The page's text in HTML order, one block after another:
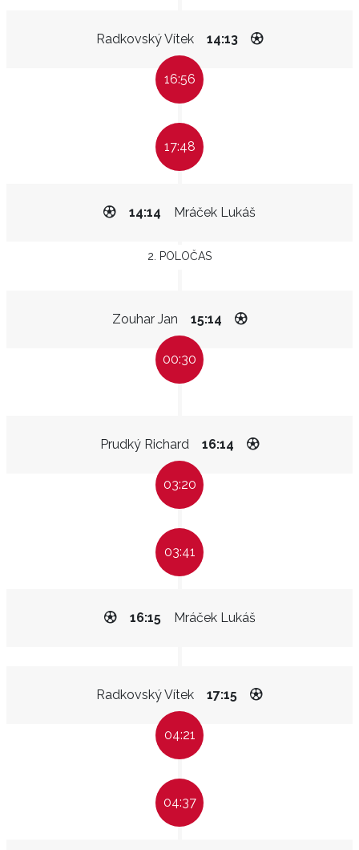
Radkovský Vítek 14:13
16:56
17:48
Mráček Lukáš
14:14
2. POLOČAS
Zouhar Jan 15:14
00:30
Prudký Richard 16:14
03:20
03:41
Mráček Lukáš
16:15
Radkovský Vítek 17:15
04:21
04:37